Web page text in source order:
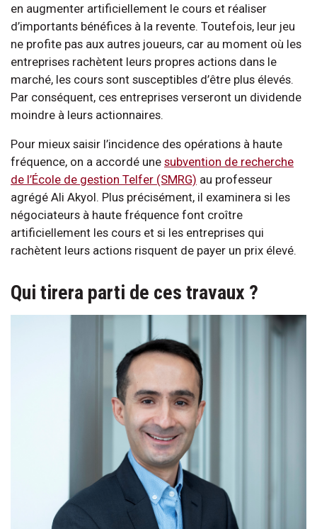
en augmenter artificiellement le cours et réaliser
d’importants bénéfices à la revente. Toutefois, leur jeu
ne profite pas aux autres joueurs, car au moment où les
entreprises rachètent leurs propres actions dans le
marché, les cours sont susceptibles d’être plus élevés.
Par conséquent, ces entreprises verseront un dividende
moindre à leurs actionnaires.
Pour mieux saisir l’incidence des opérations à haute
fréquence, on a accordé une subvention de recherche
de l’École de gestion Telfer (SMRG) au professeur
agrégé Ali Akyol. Plus précisément, il examinera si les
négociateurs à haute fréquence font croître
artificiellement les cours et si les entreprises qui
rachètent leurs actions risquent de payer un prix élevé.
Qui tirera parti de ces travaux ?